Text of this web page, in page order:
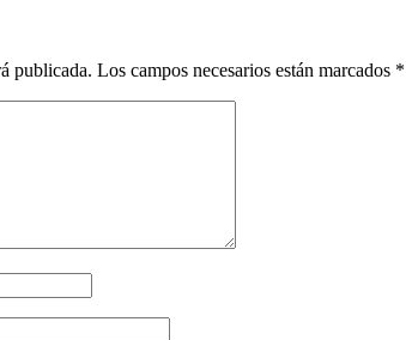
publicada. Los campos necesarios están marcados *